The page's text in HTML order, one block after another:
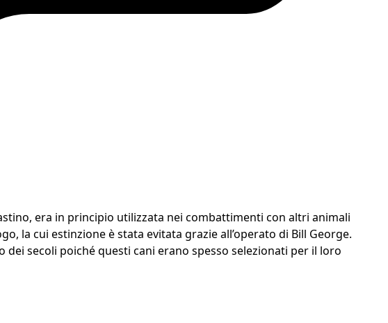
era in principio utilizzata nei combattimenti con altri animali
la cui estinzione è stata evitata grazie all’operato di Bill George.
secoli poiché questi cani erano spesso selezionati per il loro